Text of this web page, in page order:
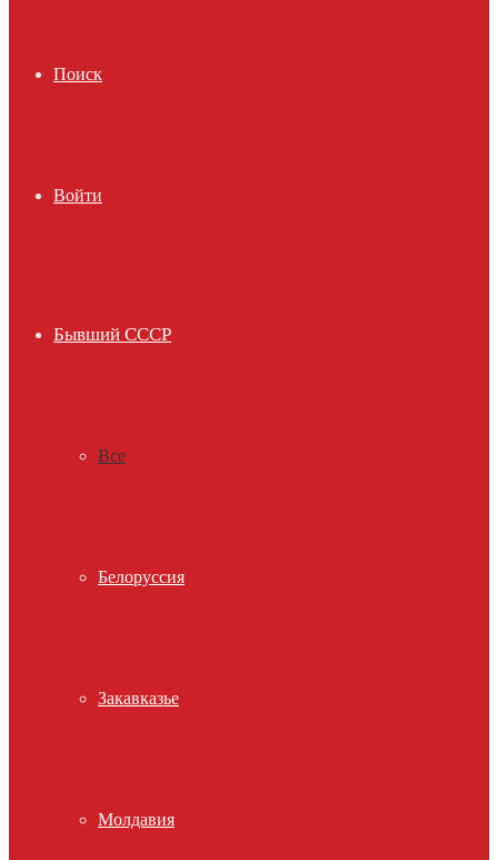
Поиск
Войти
Бывший СССР
Все
Белоруссия
Закавказье
Молдавия